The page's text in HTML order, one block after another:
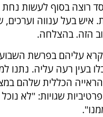
רוצה בסוף לעשות נחת
איש בעל ענווה וערכים,
הזה. בהצלחה.
עליהם בפרשת השבוע
בעין רעה עליה. נתנו
הכללית שלהם
שגויות: "לא